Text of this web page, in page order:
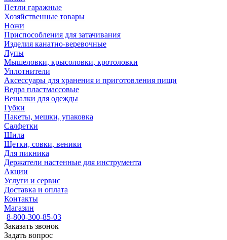
Петли гаражные
Хозяйственные товары
Ножи
Приспособления для затачивания
Изделия канатно-веревочные
Лупы
Мышеловки, крысоловки, кротоловки
Уплотнители
Аксессуары для хранения и приготовления пищи
Ведра пластмассовые
Вешалки для одежды
Губки
Пакеты, мешки, упаковка
Салфетки
Шила
Щетки, совки, веники
Для пикника
Держатели настенные для инструмента
Акции
Услуги и сервис
Доставка и оплата
Контакты
Магазин
8-800-300-85-03
Заказать звонок
Задать вопрос